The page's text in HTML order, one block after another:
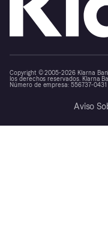
Copyright © 2005-2026 Klarna
los derechos reservados. Klarna
Número de empresa: 556737-0431
Aviso